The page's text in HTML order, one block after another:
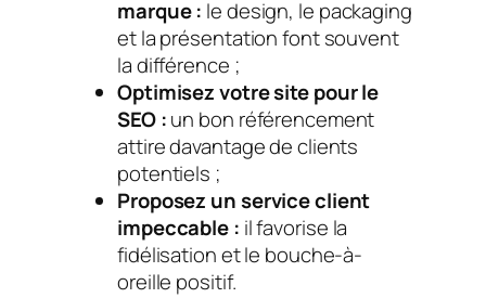
marque : le design, le packaging
et la présentation font souvent
la différence ;
Optimisez votre site pour le
SEO :un bon référencement
attire davantage de clients
potentiels ;
Proposez un service client
impeccable : il favorise la
fidélisation et le bouche-à-
oreille positif.